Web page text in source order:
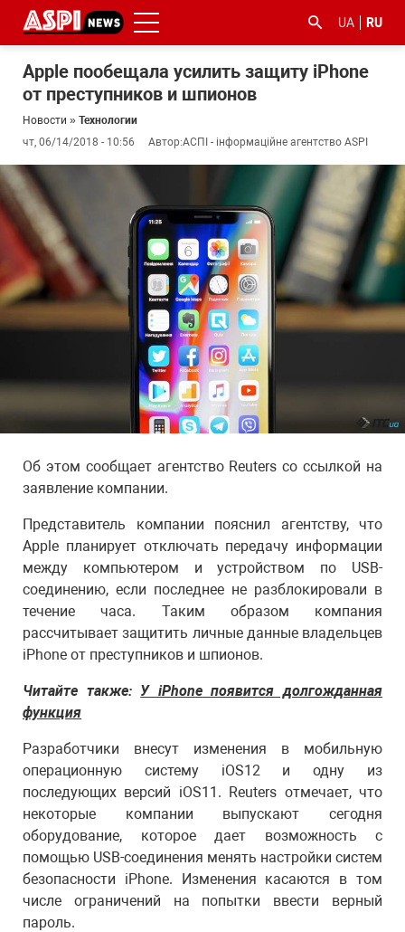
UA RU
Apple пообещала усилить защиту iPhone
от преступников и шпионов
Новости » Технологии
чт, 06/14/2018 - 10:56
Автор:АСПІ - інформаційне агентство ASPI
Об этом сообщает агентство Reuters со ссылкой на
заявление компании.
Представитель компании пояснил агентству, что
Apple планирует отключать передачу информации
между компьютером и устройством по USB-
соединению, если последнее не разблокировали в
течение часа. Таким образом компания
рассчитывает защитить личные данные владельцев
iPhone от преступников и шпионов.
Читайте также: У iPhone появится долгожданная
функция
Разработчики внесут изменения в мобильную
операционную систему iOS12 и одну из
последующих версий iOS11. Reuters отмечает, что
некоторые компании выпускают сегодня
оборудование, которое дает возможность с
помощью USB-соединения менять настройки систем
безопасности iPhone. Изменения касаются в том
числе ограничений на попытки ввести верный
пароль.
#ООС
#боротьба
з
корупцією
#гфс #Киев #коронавірус